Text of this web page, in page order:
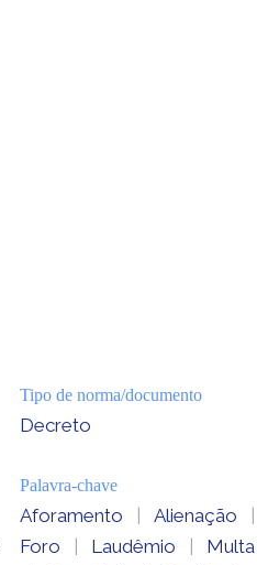
Tipo de norma/documento
Decreto
Palavra-chave
Aforamento Alienação
Foro
Laudêmio
Multa